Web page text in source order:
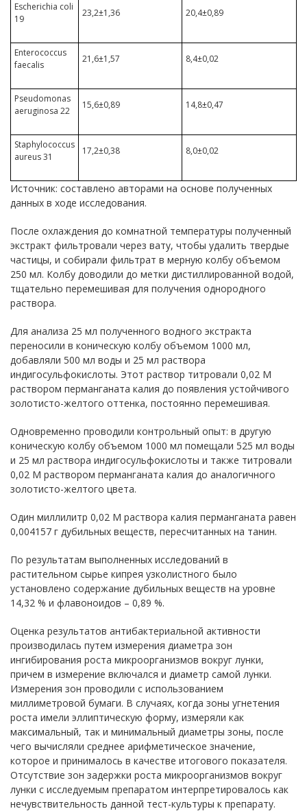
Escherichia coli
19
23,2±1,36 20,4±0,89
Enterococcus
faecalis
21,6±1,57 8,4±0,02
Pseudomonas
aeruginosa 22
15,6±0,89 14,8±0,47
Staphylococcus
aureus 31
17,2±0,38 8,0±0,02
Источник: составлено авторами на основе полученных
данных в ходе исследования.
После охлаждения до комнатной температуры полученный
экстракт фильтровали через вату, чтобы удалить твердые
частицы, и собирали фильтрат в мерную колбу объемом
250 мл. Колбу доводили до метки дистиллированной водой,
тщательно перемешивая для получения однородного
раствора.
Для анализа 25 мл полученного водного экстракта
переносили в коническую колбу объемом 1000 мл,
добавляли 500 мл воды и 25 мл раствора
индигосульфокислоты. Этот раствор титровали 0,02 М
раствором перманганата калия до появления устойчивого
золотисто-желтого оттенка, постоянно перемешивая.
Одновременно проводили контрольный опыт: в другую
коническую колбу объемом 1000 мл помещали 525 мл воды
и 25 мл раствора индигосульфокислоты и также титровали
0,02 М раствором перманганата калия до аналогичного
золотисто-желтого цвета.
Один миллилитр 0,02 М раствора калия перманганата равен
0,004157 г дубильных веществ, пересчитанных на танин.
По результатам выполненных исследований в
растительном сырье кипрея узколистного было
установлено сoдержание дубильных веществ на уровне
14,32 % и флавоноидов – 0,89 %.
Оценка результатов антибактериальной активности
производилась путем измерения диаметра зон
ингибирования роста микроорганизмов вокруг лунки,
причем в измерение включался и диаметр самой лунки.
Измерения зон проводили с использованием
миллиметровой бумаги. В случаях, когда зоны угнетения
роста имели эллиптическую форму, измеряли как
максимальный, так и минимальный диаметры зoны, после
чего вычисляли среднее арифметическое значение,
которое и принималось в качестве итогового показателя.
Отсутствие зон задержки роста микроорганизмов вокруг
лунки с исследуемым препаратом интерпретировалось как
нечувствительность данной тест-культуры к препарату.